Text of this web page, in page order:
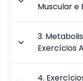
Muscular e
3.
Exercícios
4.